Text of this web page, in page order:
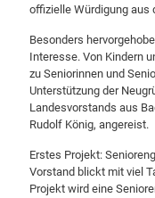
offizielle Würdigung aus
Besonders
Interesse. Von Kindern
zu Seniorinnen und
Unterstützung der
Landesvorstands aus
Rudolf König, angereist.
Erstes Projekt:
Vorstand blickt mit viel
Projekt wird eine